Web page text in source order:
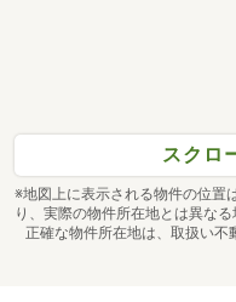
スクロ
※地図上に表示される物件の位置
り、実際の物件所在地とは異なる
正確な物件所在地は、取扱い不